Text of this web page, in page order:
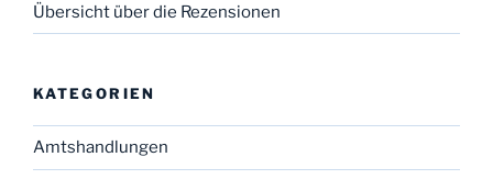
Übersicht über die Rezensionen
KATEGORIEN
Amtshandlungen